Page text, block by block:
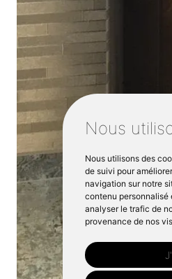
Nous
Nous utilisons des
de suivi pour
navigation sur notre
contenu personnalisé
analyser le trafic de
provenance de nos